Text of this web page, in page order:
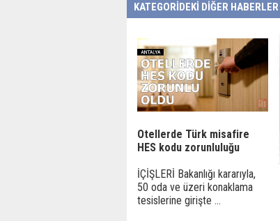
KATEGORİDEKİ DİĞER HABERLER
Otellerde Türk misafire
HES kodu zorunluluğu
İÇİŞLERİ Bakanlığı kararıyla,
50 oda ve üzeri konaklama
tesislerine girişte ...